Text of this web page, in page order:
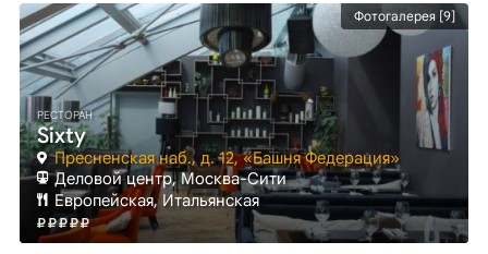
Фотогалерея [9]
РЕСТОРАН
Sixty
Пресненская наб., д. 12, «Башня Федерация»
Деловой центр, Москва-Сити
Европейская, Итальянская